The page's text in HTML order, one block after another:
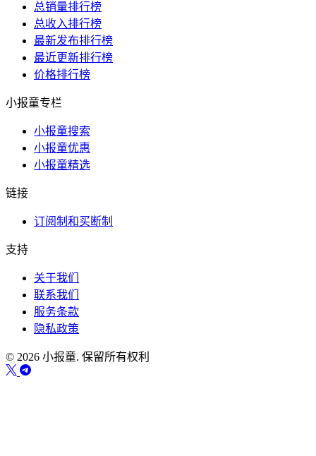
总销量排行榜
总收入排行榜
最新发布排行榜
最近更新排行榜
价格排行榜
小报童专栏
小报童搜索
小报童优惠
小报童精选
链接
订阅制和买断制
支持
关于我们
联系我们
服务条款
隐私政策
© 2026 小报童. 保留所有权利